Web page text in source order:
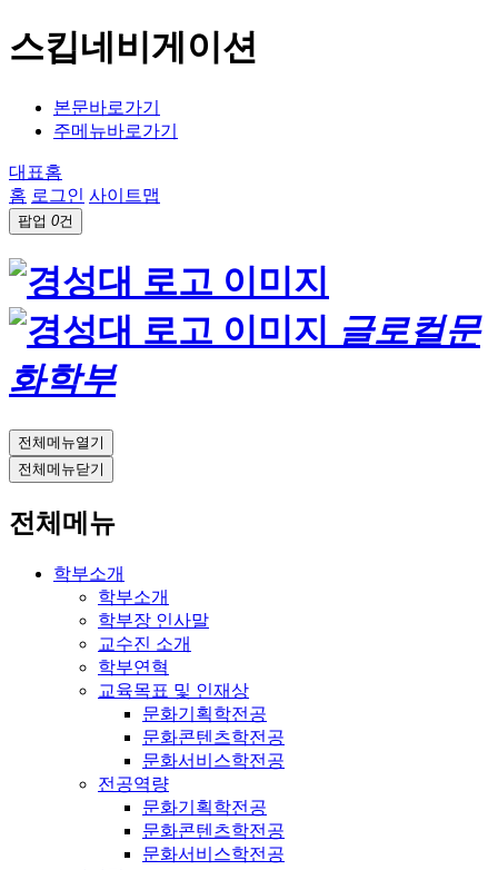
스킵네비게이션
본문바로가기
주메뉴바로가기
대표홈
홈 로그인 사이트맵
팝업 0건
글로컬문
화학부
전체메뉴열기
전체메뉴닫기
전체메뉴
학부소개
학부소개
학부장 인사말
교수진 소개
학부연혁
교육목표 및 인재상
문화기획학전공
문화콘텐츠학전공
문화서비스학전공
전공역량
문화기획학전공
문화콘텐츠학전공
문화서비스학전공